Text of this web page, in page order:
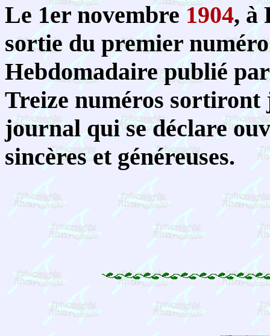
Le 1er novembre1904, à
sortie du premier
Hebdomadaire publié
Treize numéros sortiront
journal qui se déclare
sincères et généreuses.